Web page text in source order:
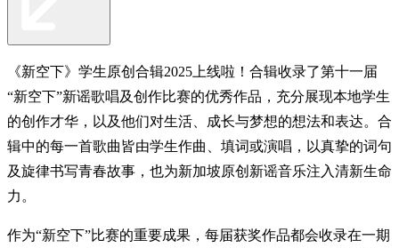
《新空下》学生原创合辑2025上线啦！合辑收录了第十一届
“新空下”新谣歌唱及创作比赛的优秀作品，充分展现本地学生
的创作才华，以及他们对生活、成长与梦想的想法和表达。合
辑中的每一首歌曲皆由学生作曲、填词或演唱，以真挚的词句
及旋律书写青春故事，也为新加坡原创新谣音乐注入清新生命
力。
作为“新空下”比赛的重要成果，每届获奖作品都会收录在一期